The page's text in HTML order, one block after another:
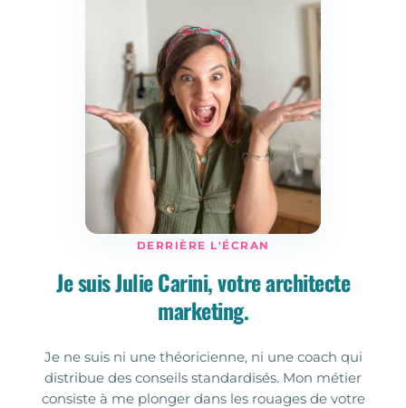
DERRIÈRE L'ÉCRAN
Je suis Julie Carini, votre architecte
marketing.
Je ne suis ni une théoricienne, ni une coach qui
distribue des conseils standardisés. Mon métier
consiste à me plonger dans les rouages de votre